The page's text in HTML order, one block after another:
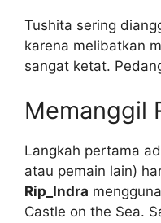
Tushita sering
karena melibatkan
sangat ketat.
Memanggil
Langkah pertama
atau pemain lain)
Rip_Indra
Castle on the Sea.